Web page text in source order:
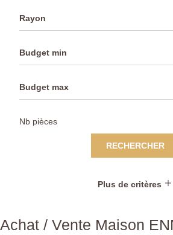
Rayon
RECHERCHER
Plus de critères
Achat / Vente Maison